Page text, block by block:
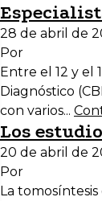
28 de abril de
Por
Entre el 12 y el
Diagnóstico
con varios...
Los
20 de abril de
Por
La